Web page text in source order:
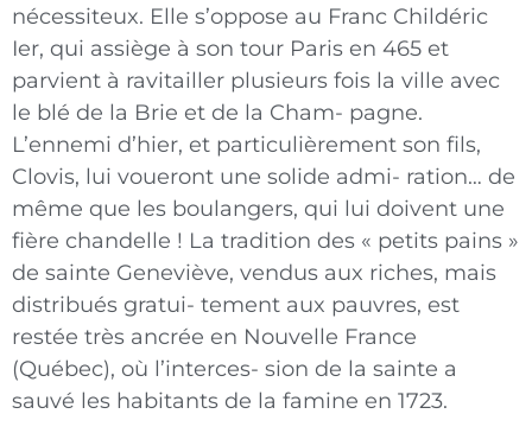
nécessiteux. Elle s’oppose au Franc Childéric
Ier, qui assiège à son tour Paris en 465 et
parvient à ravitailler plusieurs fois la ville avec
le blé de la Brie et de la Cham- pagne.
L’ennemi d’hier, et particulièrement son fils,
Clovis, lui voueront une solide admi- ration… de
même que les boulangers, qui lui doivent une
fière chandelle ! La tradition des « petits pains »
de sainte Geneviève, vendus aux riches, mais
distribués gratui- tement aux pauvres, est
restée très ancrée en Nouvelle France
(Québec), où l’interces- sion de la sainte a
sauvé les habitants de la famine en 1723.